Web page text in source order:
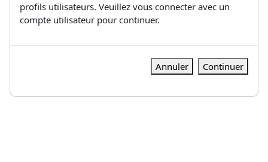
profils utilisateurs. Veuillez vous connecter avec un
compte utilisateur pour continuer.
Annuler Continuer